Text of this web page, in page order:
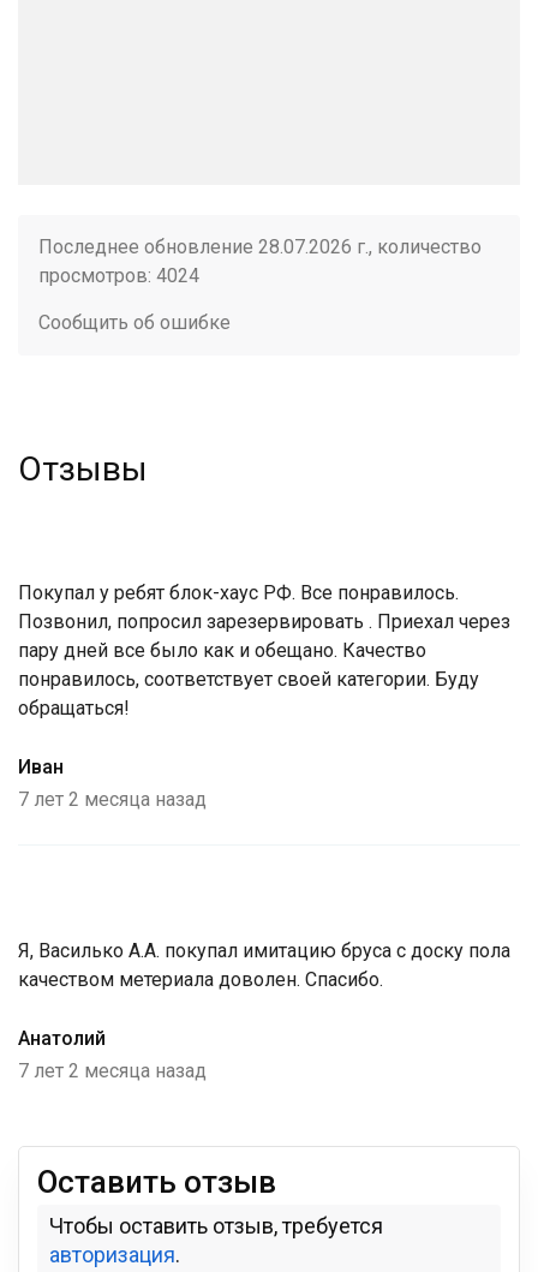
Последнее обновление 28.07.2026 г., количество
просмотров: 4024
Сообщить об ошибке
Отзывы
Покупал у ребят блок-хаус РФ. Все понравилось.
Позвонил, попросил зарезервировать . Приехал через
пару дней все было как и обещано. Качество
понравилось, соответствует своей категории. Буду
обращаться!
Иван
7 лет 2 месяца назад
Я, Василько А.А. покупал имитацию бруса с доску пола
качеством метериала доволен. Спасибо.
Анатолий
7 лет 2 месяца назад
Оставить отзыв
Чтобы оставить отзыв, требуется
авторизация.